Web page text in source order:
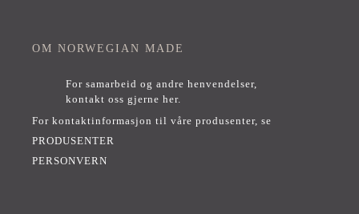
OM NORWEGIAN MADE
For samarbeid og andre henvendelser,
kontakt oss gjerne her.
For kontaktinformasjon til våre produsenter, se
PRODUSENTER
PERSONVERN